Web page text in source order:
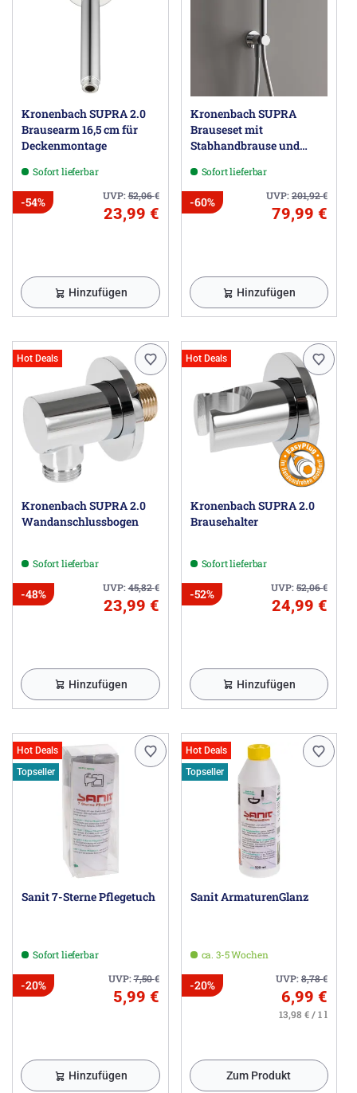
Kronenbach SUPRA 2.0
Brausearm 16,5 cm für
Deckenmontage
Sofort lieferbar
UVP:52,06€
-54%
23,99 €
Hinzufügen
Kronenbach SUPRA
Brauseset mit
Stabhandbrause und
Sofort lieferbar
UVP:201,92€
-60%
79,99 €
Hinzufügen
Hot Deals
Kronenbach SUPRA 2.0
Wandanschlussbogen
Sofort lieferbar
UVP:45,82€
-48%
23,99 €
Hinzufügen
Hot Deals
Kronenbach SUPRA 2.0
Brausehalter
Sofort lieferbar
UVP:52,06€
-52%
24,99 €
Hinzufügen
Hot Deals
Topseller
Sanit 7-Sterne Pflegetuch
Sofort lieferbar
UVP:7,50€
-20%
5,99 €
Hinzufügen
Hot Deals
Topseller
Sanit ArmaturenGlanz
ca. 3-5 Wochen
UVP:8,78€
-20%
6,99 €
13,98 € / 1 l
Zum Produkt